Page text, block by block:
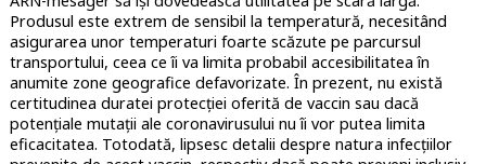
Produsul este extrem de sensibil la temperatură, necesitând
asigurarea unor temperaturi foarte scăzute pe parcursul
transportului, ceea ce îi va limita probabil accesibilitatea în
anumite zone geografice defavorizate. În prezent, nu există
certitudinea duratei protecției oferită de vaccin sau dacă
potențiale mutații ale coronavirusului nu îi vor putea limita
eficacitatea. Totodată, lipsesc detalii despre natura infecțiilor